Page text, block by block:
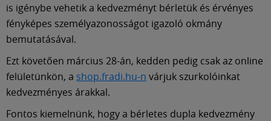
is igénybe vehetik a kedvezményt bérletük és érvényes
fényképes személyazonosságot igazoló okmány
bemutatásával.
Ezt követően március 28-án, kedden pedig csak az online
felületünkön, a shop.fradi.hu-n várjuk szurkolóinkat
kedvezményes árakkal.
Fontos kiemelnünk, hogy a bérletes dupla kedvezmény
Múzeum